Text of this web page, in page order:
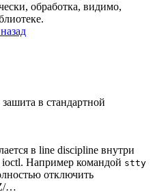
обработка, видимо,
в стандартной
в line discipline внутри
ioctl. Например командой stty
отключить
…